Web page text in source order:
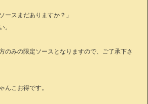
ースまだありますか？」
。
のみの限定ソースとなりますので、ご了承下さ
んこお得です。